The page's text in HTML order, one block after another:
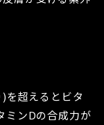
を超えるとビタ
ミンDの合成力が